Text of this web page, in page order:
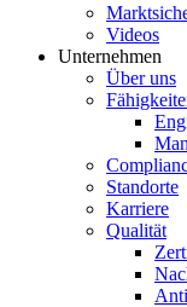
Videos
Unternehmen
Über uns
Standorte
Karriere
Qualität